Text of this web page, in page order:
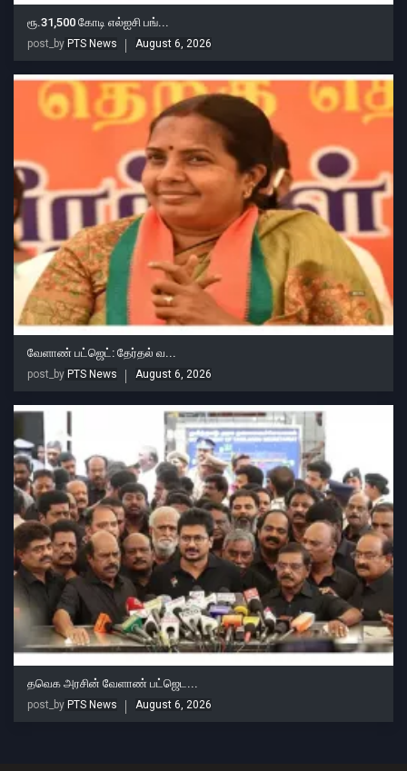
ரூ.31,500 கோடி எல்ஐசி பங்...
post_by PTS News August 6, 2026
வேளாண் பட்ஜெட்: தேர்தல் வ...
post_by PTS News August 6, 2026
தவெக அரசின் வேளாண் பட்ஜெட...
post_by PTS News August 6, 2026